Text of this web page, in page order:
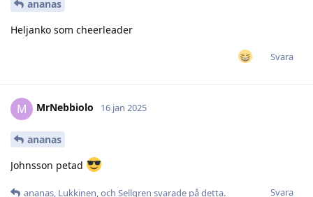
ananas
Heljanko som cheerleader
Svara
M MrNebbiolo 16 jan 2025
ananas
Johnsson petad
Svara
ananas, Lukkinen, och Sellgren svarade på detta.